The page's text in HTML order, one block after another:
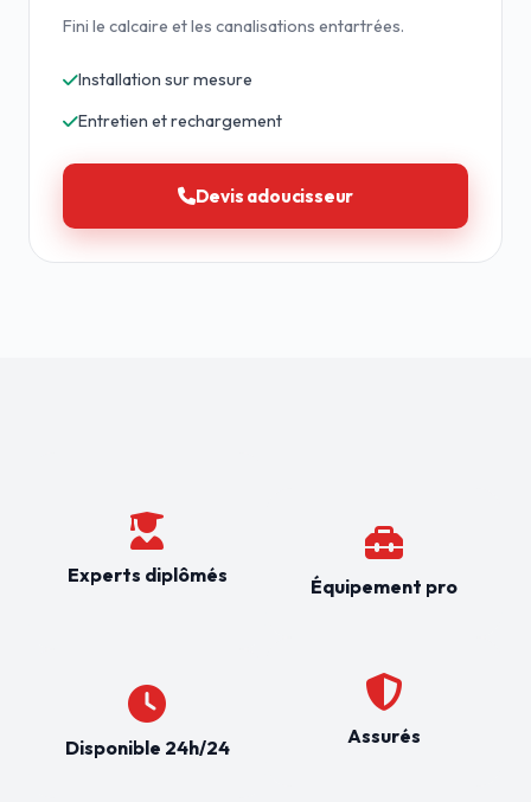
Fini le calcaire et les canalisations entartrées.
Installation sur mesure
Entretien et rechargement
Devis adoucisseur
Experts diplômés
Disponible 24h/24
Équipement pro
Assurés